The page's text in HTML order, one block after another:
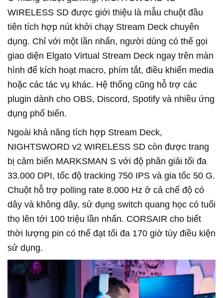
WIRELESS SD được giới thiệu là mẫu chuột đầu
tiên tích hợp nút khởi chạy Stream Deck chuyên
dụng. Chỉ với một lần nhấn, người dùng có thể gọi
giao diện Elgato Virtual Stream Deck ngay trên màn
hình để kích hoạt macro, phím tắt, điều khiển media
hoặc các tác vụ khác. Hệ thống cũng hỗ trợ các
plugin dành cho OBS, Discord, Spotify và nhiều ứng
dụng phổ biến.
Ngoài khả năng tích hợp Stream Deck,
NIGHTSWORD v2 WIRELESS SD còn được trang
bị cảm biến MARKSMAN S với độ phân giải tối đa
33.000 DPI, tốc độ tracking 750 IPS và gia tốc 50 G.
Chuột hỗ trợ polling rate 8.000 Hz ở cả chế độ có
dây và không dây, sử dụng switch quang học có tuổi
thọ lên tới 100 triệu lần nhấn. CORSAIR cho biết
thời lượng pin có thể đạt tối đa 170 giờ tùy điều kiện
sử dụng.